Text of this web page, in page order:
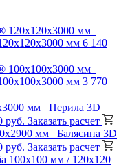
мм 6 140
мм 3 770
Перила 3D
руб. Заказать расчет
Балясина 3D
руб. Заказать расчет